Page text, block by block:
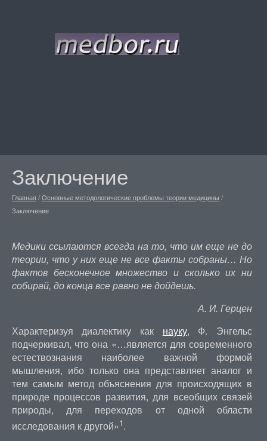
Заключение
Главная /Основные методологические проблемы теории медицины /
Заключение
Медики ссылаются всегда на то, что им еще не до
теории, что у них еще не все факты собраны… Но
фактов бесконечное множество и сколько их ни
собирай, до конца все равно не дойдешь.
А. И. Герцен
Характеризуя диалектику как науку, Ф. Энгельс
подчеркивал, что она «…является для современного
естествознания наиболее важной формой
мышления, ибо только она представляет аналог и
тем самым метод объяснения для происходящих в
природе процессов развития, для всеобщих связей
природы, для переходов от одной области
исследования к другой»1.